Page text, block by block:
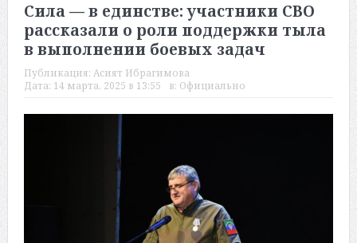
Сила — в единстве: участники СВО
рассказали о роли поддержки тыла
в выполнении боевых задач
Публикация: Асият Ибрагимова
Дата: 14 марта, 2025 в 13:55 в: Официально